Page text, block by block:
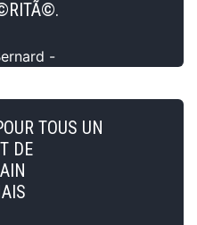
-
TOUS UN
DE